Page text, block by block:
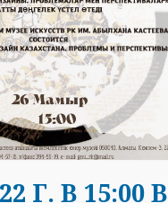
Г. В 15:00 В